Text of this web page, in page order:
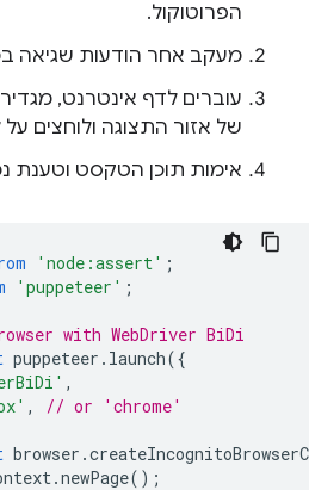
הפרוטוקול.
מעקב אחר הודעות שגיאה
עוברים לדף אינטרנט,
של אזור התצוגה ולוחצים על
אימות תוכן הטקסט וטענת
'node:assert' ;
'puppeteer' ;
with WebDriver BiDi
puppeteer . launch({
,
,
// or 'chrome'
browser .
.newPage();